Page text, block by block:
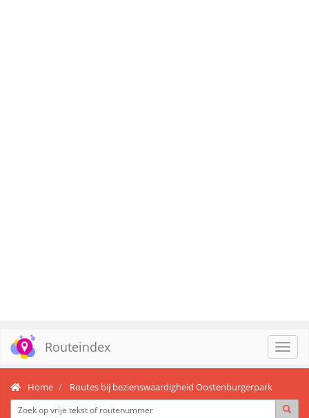
Routeindex
Home Routes bij bezienswaardigheid Oostenburgerpark